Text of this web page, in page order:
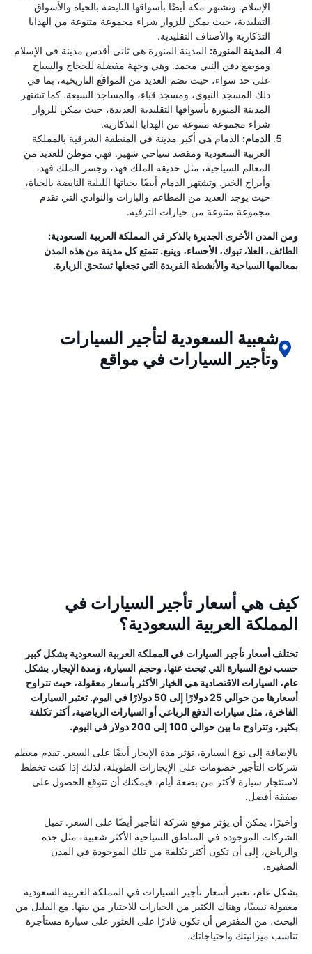
الإسلام. وتشتهر مكة أيضًا بأسواقها النابضة بالحياة والأسواق
التقليدية، حيث يمكن للزوار شراء مجموعة متنوعة من الهدايا
التذكارية والأصناف التقليدية.
المدينة المنورة: المدينة المنورة هي ثاني أقدس مدينة في الإسلام
وموضع دفن النبي محمد. وهي وجهة مفضلة للحجاج والسياح
على حد سواء، حيث تضم العديد من المواقع التاريخية، بما في
ذلك المسجد النبوي، ومسجد قباء، والمساجد السبعة. كما تشتهر
المدينة المنورة بأسواقها التقليدية العديدة، حيث يمكن للزوار
شراء مجموعة متنوعة من الهدايا التذكارية.
الدمام: الدمام هي أكبر مدينة في المنطقة الشرقية بالمملكة
العربية السعودية ومقصد سياحي شهير. فهي موطن للعديد من
المعالم السياحية، مثل حديقة الملك فهد، وجسر الملك فهد،
وأبراج الخبر. وتشتهر الدمام أيضًا بحياتها الليلية النابضة بالحياة،
حيث يوجد العديد من المطاعم والبارات والنوادي التي تقدم
مجموعة متنوعة من خيارات الترفيه.
ومن المدن الأخرى الجديرة بالذكر في المملكة العربية السعودية:
الطائف، العلا، تبوك، الأحساء، وينبع. تتمتع كل مدينة من هذه المدن
بمعالمها السياحية والأنشطة الفريدة التي تجعلها تستحق الزيارة.
شعبية السعودية لتأجير السيارات
وتأجير السيارات في مواقع
كيف هي أسعار تأجير السيارات في
المملكة العربية السعودية؟
تختلف أسعار تأجير السيارات في المملكة العربية السعودية بشكل كبير
حسب نوع السيارة التي تبحث عنها، وحجم السيارة، ومدة الإيجار. بشكل
عام، السيارات الاقتصادية هي الخيار الأكثر بأسعار معقولة، حيث تتراوح
أسعارها من حوالي 25 دولارًا إلى 50 دولارًا في اليوم. تعتبر السيارات
الفاخرة، مثل سيارات الدفع الرباعي أو السيارات الرياضية، أكثر تكلفة
بكثير، وتتراوح ما بين حوالي 100 إلى 200 دولار في اليوم.
بالإضافة إلى نوع السيارة، تؤثر مدة الإيجار أيضًا على السعر. تقدم معظم
شركات التأجير خصومات على الإيجارات الطويلة، لذلك إذا كنت تخطط
لاستئجار سيارة لأكثر من بضعة أيام، فيمكنك أن تتوقع الحصول على
صفقة أفضل.
وأخيرًا، يمكن أن يؤثر موقع شركة التأجير أيضًا على السعر. تميل
الشركات الموجودة في المناطق السياحية الأكثر شعبية، مثل جدة
والرياض، إلى أن تكون أكثر تكلفة من تلك الموجودة في المدن
الصغيرة.
بشكل عام، تعتبر أسعار تأجير السيارات في المملكة العربية السعودية
معقولة نسبيًا، وهناك الكثير من الخيارات للاختيار من بينها. مع القليل من
البحث، من المفترض أن تكون قادرًا على العثور على سيارة مستأجرة
تناسب ميزانيتك واحتياجاتك.